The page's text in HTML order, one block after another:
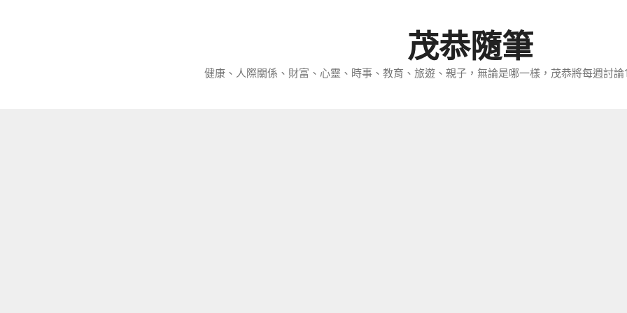
茂恭隨筆
健康、人際關係、財富、心靈、時事、教育、旅遊、親子，無論是哪一樣，茂恭將每週討論